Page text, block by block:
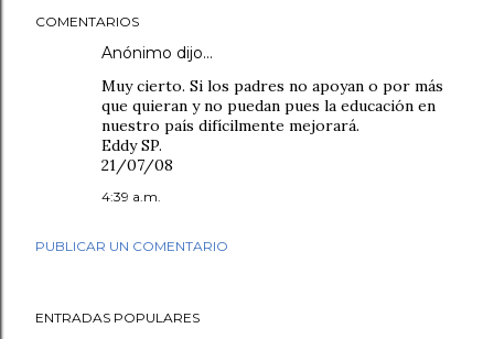
COMENTARIOS
Anónimo dijo…
Muy cierto. Si los padres no apoyan o por más
que quieran y no puedan pues la educación en
nuestro país difícilmente mejorará.
Eddy SP.
21/07/08
4:39 a.m.
PUBLICAR UN COMENTARIO
ENTRADAS POPULARES